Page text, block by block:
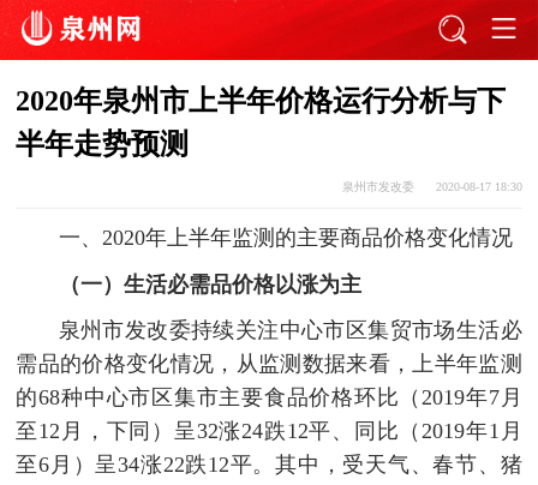
2020年泉州市上半年价格运行分析与下
半年走势预测
泉州市发改委 2020-08-17 18:30
一、 2020年上半年监测的主要商品价格变化情况
（一）生活必需品价格以涨为主
泉州市发改委持续关注中心市区集贸市场生活必
需品的价格变化情况，从监测数据来看，上半年监测
的68种中心市区集市主要食品价格环比（2019年7月
至12月，下同）呈32涨24跌12平、同比（2019年1月
至6月）呈34涨22跌12平。其中，受天气、春节、猪